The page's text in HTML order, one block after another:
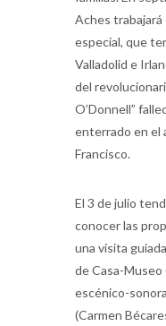
Aches
especial, que
Valladolid e
del
O’Donnell”
enterrado en el
Francisco.
El 3 de julio
conocer las
una visita
de Casa-Museo
escénico-
(Carmen